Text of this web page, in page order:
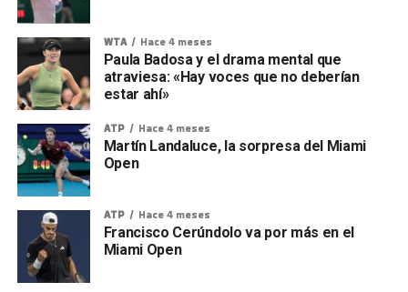
WTA Hace 4 meses
Paula Badosa y el drama mental que
atraviesa: «Hay voces que no deberían
estar ahí»
ATP Hace 4 meses
Martín Landaluce, la sorpresa del Miami
Open
ATP Hace 4 meses
Francisco Cerúndolo va por más en el
Miami Open